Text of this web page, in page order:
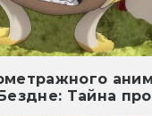
Тайна